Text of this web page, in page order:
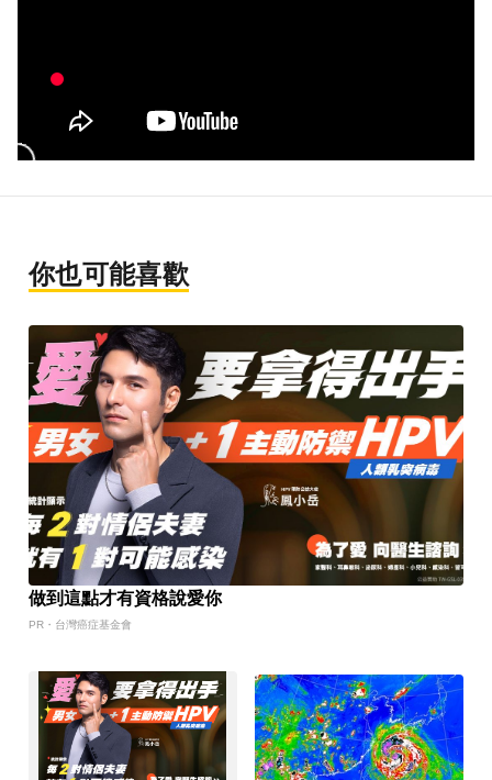
你也可能喜歡
做到這點才有資格說愛你
PR・台灣癌症基金會